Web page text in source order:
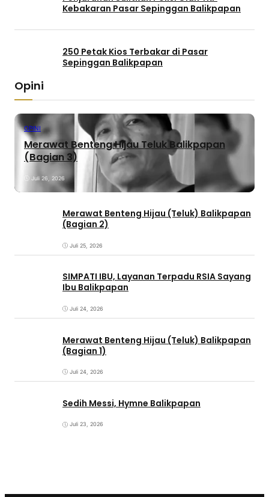
Kebakaran Pasar Sepinggan Balikpapan
250 Petak Kios Terbakar di Pasar
Sepinggan Balikpapan
Opini
OPINI
Merawat Benteng Hijau Teluk Balikpapan
(Bagian 3)
Juli 26, 2026
Merawat Benteng Hijau (Teluk) Balikpapan
(Bagian 2)
Juli 25, 2026
SIMPATI IBU, Layanan Terpadu RSIA Sayang
Ibu Balikpapan
Juli 24, 2026
Merawat Benteng Hijau (Teluk) Balikpapan
(Bagian 1)
Juli 24, 2026
Sedih Messi, Hymne Balikpapan
Juli 23, 2026